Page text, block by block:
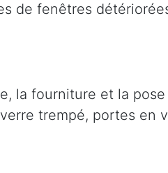
de fenêtres
la fourniture et la pose
trempé, portes en